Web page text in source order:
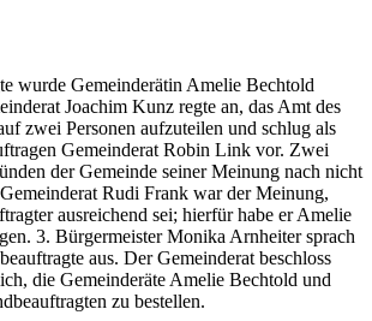
wurde Gemeinderätin Amelie Bechtold
Joachim Kunz regte an, das Amt des
zwei Personen aufzuteilen und schlug als
Gemeinderat Robin Link vor. Zwei
der Gemeinde seiner Meinung nach nicht
Rudi Frank war der Meinung,
ausreichend sei; hierfür habe er Amelie
3. Bürgermeister Monika Arnheiter sprach
aus. Der Gemeinderat beschloss
die Gemeinderäte Amelie Bechtold und
zu bestellen.